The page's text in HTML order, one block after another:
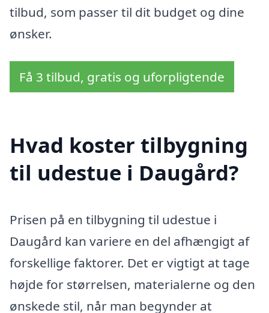
tilbud, som passer til dit budget og dine
ønsker.
Få 3 tilbud, gratis og uforpligtende
Hvad koster tilbygning
til udestue i Daugård?
Prisen på en tilbygning til udestue i
Daugård kan variere en del afhængigt af
forskellige faktorer. Det er vigtigt at tage
højde for størrelsen, materialerne og den
ønskede stil, når man begynder at